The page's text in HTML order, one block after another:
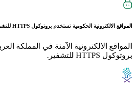
المواقع الالكترونية الحكومية تستخدم بروتوكول HTTPS
المواقع الالكترونية الآمنة في المملكة
بروتوكول HTTPS للتشفير.